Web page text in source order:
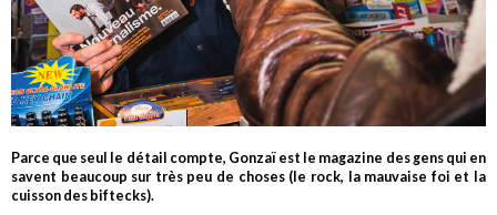
Parce que seul le détail compte, Gonzaï est le magazine des gens qui en
savent beaucoup sur très peu de choses (le rock, la mauvaise foi et la
cuisson des biftecks).